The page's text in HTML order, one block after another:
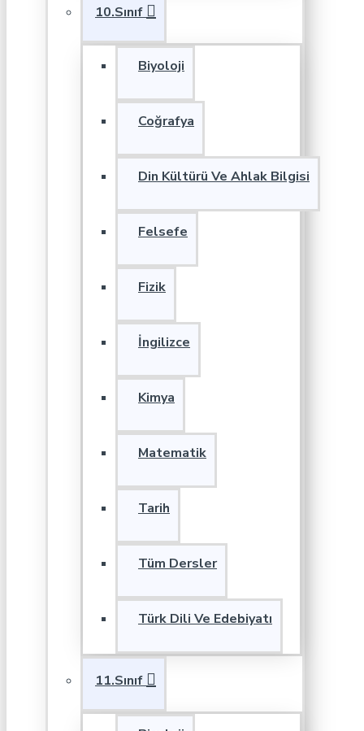
10.Sınıf
Biyoloji
Coğrafya
Din Kültürü Ve Ahlak Bilgisi
Felsefe
Fizik
İngilizce
Kimya
Matematik
Tarih
Tüm Dersler
Türk Dili Ve Edebiyatı
11.Sınıf